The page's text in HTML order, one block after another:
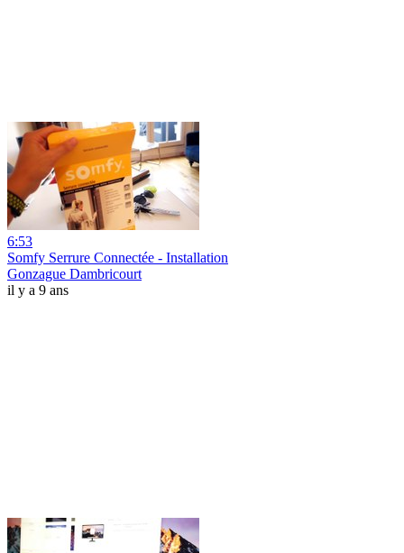
6:53
Somfy Serrure Connectée - Installation
Gonzague Dambricourt
il y a 9 ans